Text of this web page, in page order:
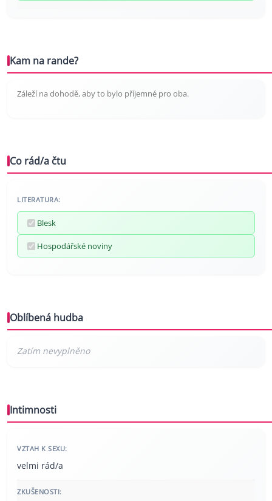
Kam na rande?
Záleží na dohodě, aby to bylo příjemné pro oba.
Co rád/a čtu
LITERATURA:
Blesk
Hospodářské noviny
Oblíbená hudba
Intimnosti
VZTAH K SEXU:
velmi rád/a
ZKUŠENOSTI: